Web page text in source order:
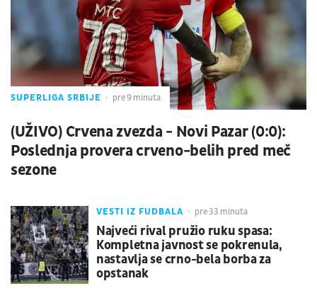
SUPERLIGA SRBIJE pre 9 minuta
(UŽIVO) Crvena zvezda - Novi Pazar (0:0):
Poslednja provera crveno-belih pred meč
sezone
VESTI IZ FUDBALA pre 33 minuta
Najveći rival pružio ruku spasa:
Kompletna javnost se pokrenula,
nastavlja se crno-bela borba za
opstanak